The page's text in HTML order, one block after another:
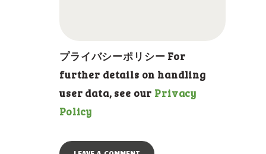
プライバシーポリシー For
further details on handling
user data, see our Privacy
Policy